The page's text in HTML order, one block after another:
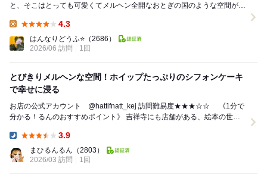
と、そこはとっても可愛くてメルヘン全開なおとぎの国のような空間が広
4.3
はんなりどうふ⭐️ （2686）
2026/06 訪問
1回
とびきりメルヘンな空間！ホイップたっぷりのシフォンケーキ
で幸せに浸る
お店の公式アカウント @hattifnatt_kej 訪問難易度★★★☆☆ 《1分で
分かる！るんのおすすめポイント》 吉祥寺にも店舗がある、絵本の世界
3.9
まひるんるん （2803）
2026/03 訪問
1回